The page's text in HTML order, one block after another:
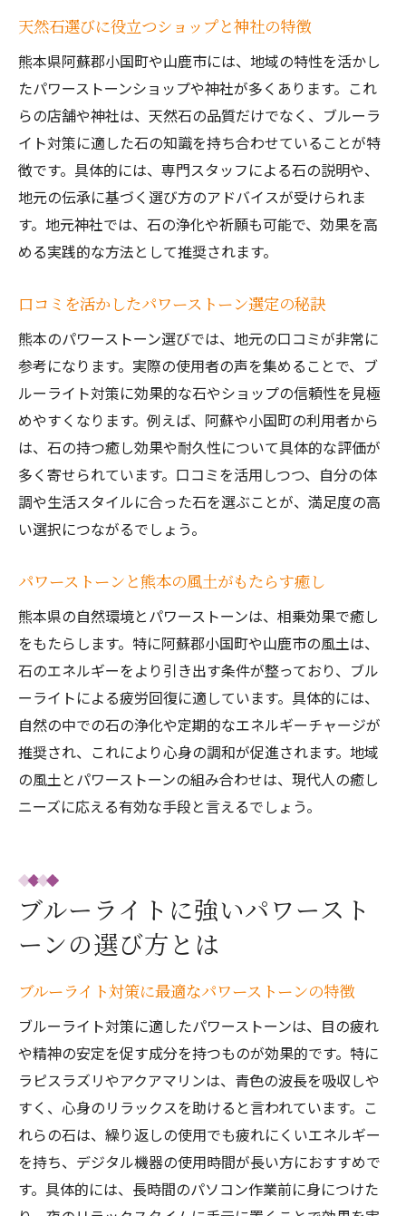
天然石選びに役立つショップと神社の特徴
熊本県阿蘇郡小国町や山鹿市には、地域の特性を活かし
たパワーストーンショップや神社が多くあります。これ
らの店舗や神社は、天然石の品質だけでなく、ブルーラ
イト対策に適した石の知識を持ち合わせていることが特
徴です。具体的には、専門スタッフによる石の説明や、
地元の伝承に基づく選び方のアドバイスが受けられま
す。地元神社では、石の浄化や祈願も可能で、効果を高
める実践的な方法として推奨されます。
口コミを活かしたパワーストーン選定の秘訣
熊本のパワーストーン選びでは、地元の口コミが非常に
参考になります。実際の使用者の声を集めることで、ブ
ルーライト対策に効果的な石やショップの信頼性を見極
めやすくなります。例えば、阿蘇や小国町の利用者から
は、石の持つ癒し効果や耐久性について具体的な評価が
多く寄せられています。口コミを活用しつつ、自分の体
調や生活スタイルに合った石を選ぶことが、満足度の高
い選択につながるでしょう。
パワーストーンと熊本の風土がもたらす癒し
熊本県の自然環境とパワーストーンは、相乗効果で癒し
をもたらします。特に阿蘇郡小国町や山鹿市の風土は、
石のエネルギーをより引き出す条件が整っており、ブル
ーライトによる疲労回復に適しています。具体的には、
自然の中での石の浄化や定期的なエネルギーチャージが
推奨され、これにより心身の調和が促進されます。地域
の風土とパワーストーンの組み合わせは、現代人の癒し
ニーズに応える有効な手段と言えるでしょう。
ブルーライトに強いパワースト
ーンの選び方とは
ブルーライト対策に最適なパワーストーンの特徴
ブルーライト対策に適したパワーストーンは、目の疲れ
や精神の安定を促す成分を持つものが効果的です。特に
ラピスラズリやアクアマリンは、青色の波長を吸収しや
すく、心身のリラックスを助けると言われています。こ
れらの石は、繰り返しの使用でも疲れにくいエネルギー
を持ち、デジタル機器の使用時間が長い方におすすめで
す。具体的には、長時間のパソコン作業前に身につけた